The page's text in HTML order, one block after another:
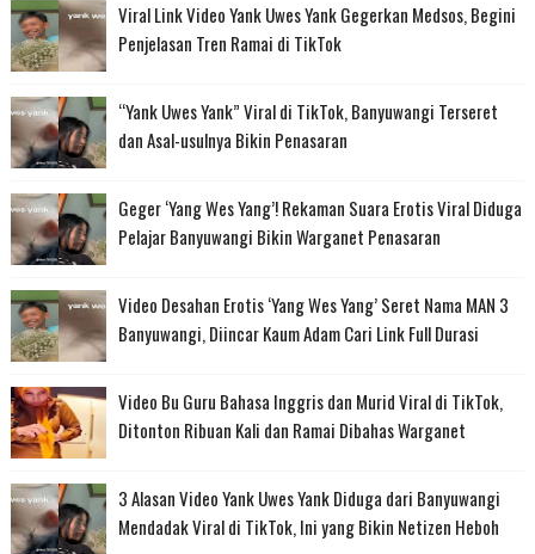
Viral Link Video Yank Uwes Yank Gegerkan Medsos, Begini
Penjelasan Tren Ramai di TikTok
“Yank Uwes Yank” Viral di TikTok, Banyuwangi Terseret
dan Asal-usulnya Bikin Penasaran
Geger ‘Yang Wes Yang’! Rekaman Suara Erotis Viral Diduga
Pelajar Banyuwangi Bikin Warganet Penasaran
Video Desahan Erotis ‘Yang Wes Yang’ Seret Nama MAN 3
Banyuwangi, Diincar Kaum Adam Cari Link Full Durasi
Video Bu Guru Bahasa Inggris dan Murid Viral di TikTok,
Ditonton Ribuan Kali dan Ramai Dibahas Warganet
3 Alasan Video Yank Uwes Yank Diduga dari Banyuwangi
Mendadak Viral di TikTok, Ini yang Bikin Netizen Heboh